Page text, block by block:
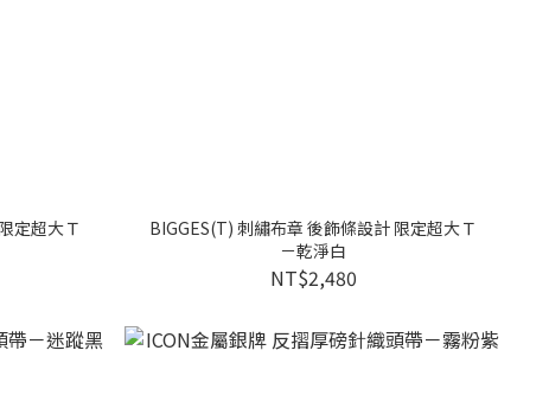
定超大Ｔ
BIGGES(T) 刺繡布章 後飾條設計 限定超大Ｔ
－乾淨白
NT$2,480